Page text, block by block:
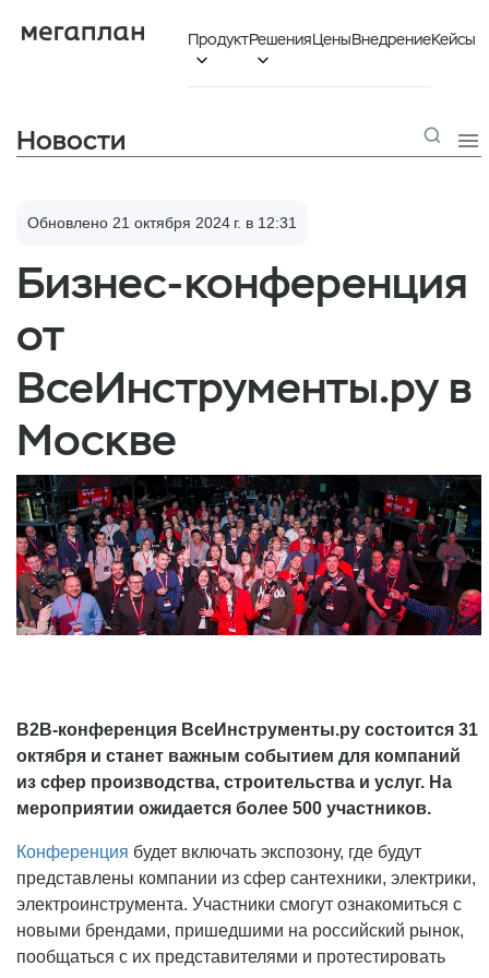
Продукт

Решения

ЦеныВнедрениеКейсы
Новости 
Обновлено 21 октября 2024 г. в 12:31
Бизнес-конференция
от
ВсеИнструменты.ру в
Москве
B2B-конференция ВсеИнструменты.ру состоится 31
октября и станет важным событием для компаний
из сфер производства, строительства и услуг. На
мероприятии ожидается более 500 участников.
Конференция будет включать экспозону, где будут
представлены компании из сфер сантехники, электрики,
электроинструмента. Участники смогут ознакомиться с
новыми брендами, пришедшими на российский рынок,
пообщаться с их представителями и протестировать